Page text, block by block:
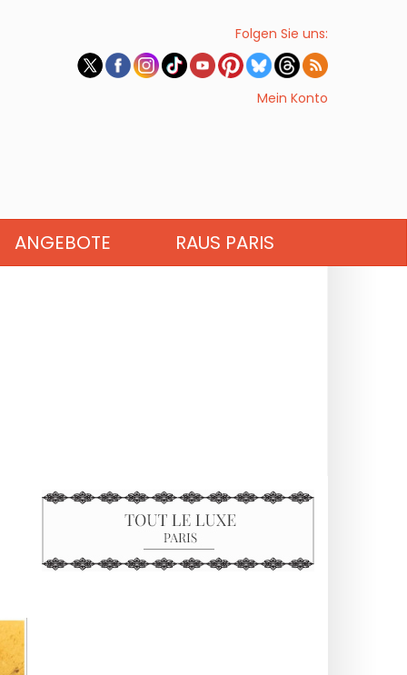
Folgen Sie uns:
Mein Konto
ANGEBOTE RAUS PARIS